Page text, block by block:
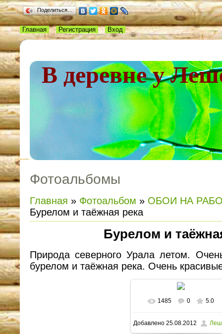
Поделиться…
В деревне у
Главная Регистрация Вход
Фотоальбомы
Главная » Фотоальбом » ОБОИ НА
Бурелом и таёжная река
Бурелом и
Природа северного Урала летом.
бурелом и таёжная река. Очень
В реальном размере
1600x1200/ 311.5Kb
1485 0 5.0
Добавлено25.08.2012